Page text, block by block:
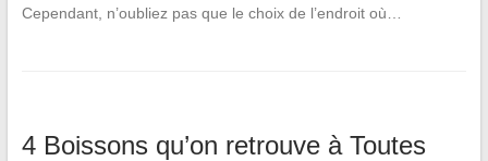
Cependant, n’oubliez pas que le choix de l’endroit où…
4 Boissons qu’on retrouve à Toutes